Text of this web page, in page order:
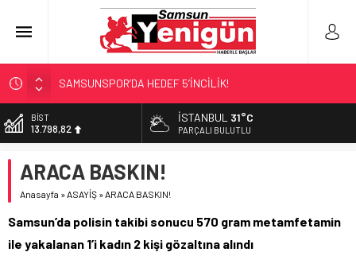
SAMSUNSPOR’DA HEDEF 5’İNCİLİK!
‘BAFRA’YA YATIRIM YAPIN!’
İŞTE FINDIK FİYATI!
GERİ SAYIM BAŞLADI
BİST
13.798,82
47,7010
EURO
6.543,59
İSTANBUL 31°C
PARÇALI BULUTLU
ARACA BASKIN!
Anasayfa »ASAYİŞ »ARACA BASKIN!
Samsun’da polisin takibi sonucu 570 gram metamfetamin
ile yakalanan 1’i kadın 2 kişi gözaltına alındı